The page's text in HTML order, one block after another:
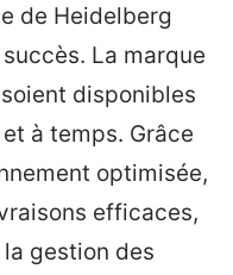
de Heidelberg
La marque
disponibles
à temps. Grâce
optimisée,
efficaces,
gestion des